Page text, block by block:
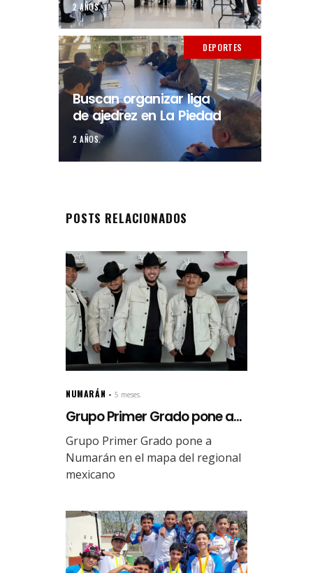
2 AÑOS.
DEPORTES
Buscan organizar liga
de ajedrez en La Piedad
2 AÑOS.
POSTS RELACIONADOS
NUMARÁN 5 meses.
Grupo Primer Grado pone a...
Grupo Primer Grado pone a
Numarán en el mapa del regional
mexicano